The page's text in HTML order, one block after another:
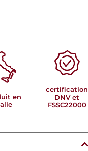
en
certification
DNV et
FSSC22000